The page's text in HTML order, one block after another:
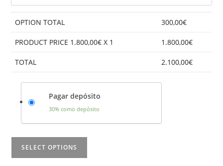
OPTION TOTAL 300,00€
PRODUCT PRICE 1.800,00€ X 1 1.800,00€
TOTAL 2.100,00€
Pagar depósito
30% como depósito
SELECT OPTIONS